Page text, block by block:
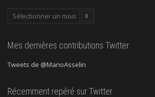
Publications
Mes dernières contributions Twitter
Tweets de @MarioAsselin
Récemment repéré sur Twitter